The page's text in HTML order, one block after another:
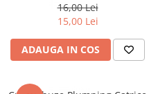
16,00 Lei
15,00 Lei
ADAUGA IN COS